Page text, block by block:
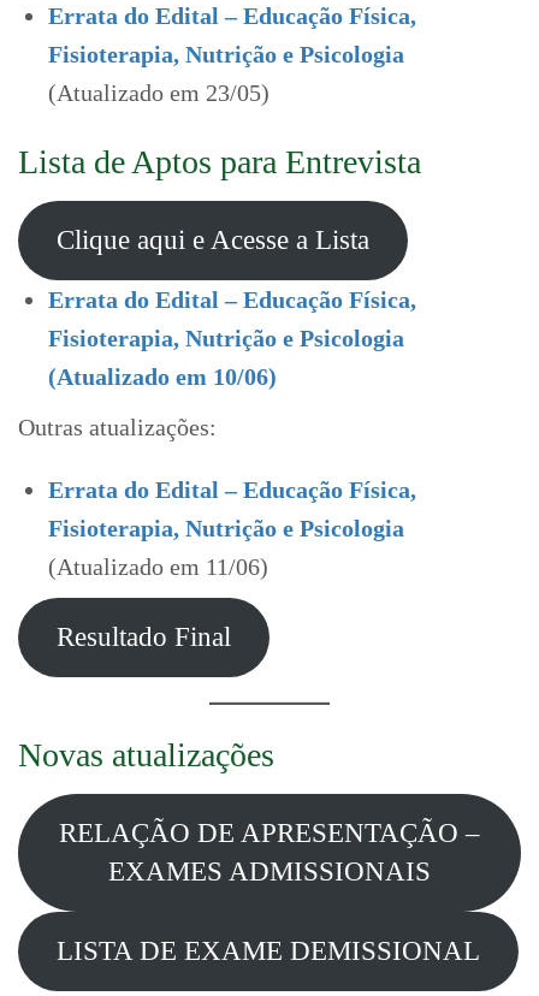
Errata do Edital – Educação Física,
Fisioterapia, Nutrição e Psicologia
(Atualizado em 23/05)
Lista de Aptos para Entrevista
Clique aqui e Acesse a Lista
Errata do Edital – Educação Física,
Fisioterapia, Nutrição e Psicologia
(Atualizado em 10/06)
Outras atualizações:
Errata do Edital – Educação Física,
Fisioterapia, Nutrição e Psicologia
(Atualizado em 11/06)
Resultado Final
Novas atualizações
RELAÇÃO DE APRESENTAÇÃO –
EXAMES ADMISSIONAIS
LISTA DE EXAME DEMISSIONAL